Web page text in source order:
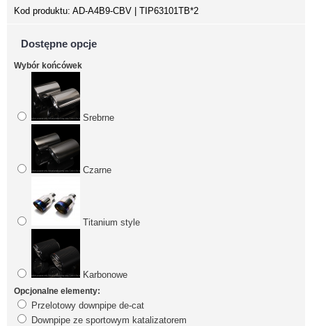
Kod produktu: AD-A4B9-CBV | TIP63101TB*2
Dostępne opcje
Wybór końcówek
Srebrne
Czarne
Titanium style
Karbonowe
Opcjonalne elementy:
Przelotowy downpipe de-cat
Downpipe ze sportowym katalizatorem